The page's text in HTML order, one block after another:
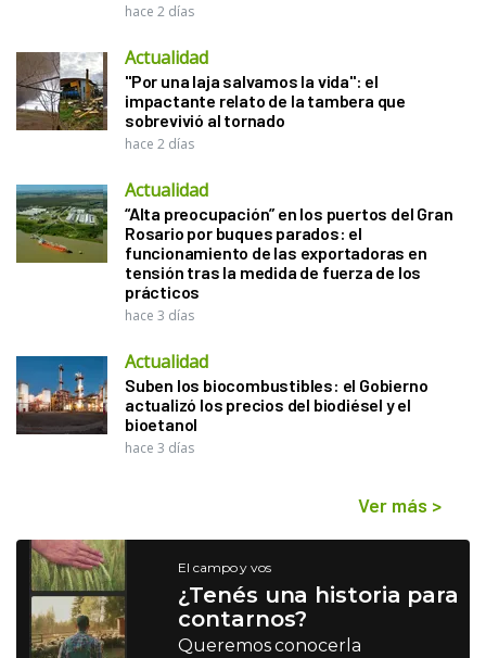
hace 2 días
Actualidad
"Por una laja salvamos la vida": el
impactante relato de la tambera que
sobrevivió al tornado
hace 2 días
Actualidad
“Alta preocupación” en los puertos del Gran
Rosario por buques parados: el
funcionamiento de las exportadoras en
tensión tras la medida de fuerza de los
prácticos
hace 3 días
Actualidad
Suben los biocombustibles: el Gobierno
actualizó los precios del biodiésel y el
bioetanol
hace 3 días
Ver más >
El campo y vos
¿Tenés una historia para
contarnos?
Queremos conocerla